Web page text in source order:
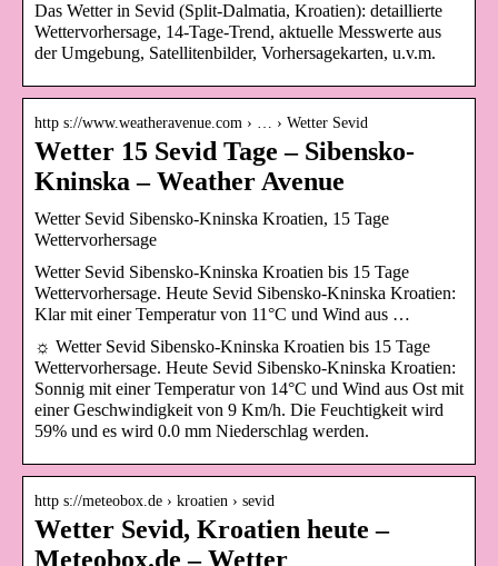
Das Wetter in Sevid (Split-Dalmatia, Kroatien): detaillierte
Wettervorhersage, 14-Tage-Trend, aktuelle Messwerte aus
der Umgebung, Satellitenbilder, Vorhersagekarten, u.v.m.
http s://www.weatheravenue.com › … › Wetter Sevid
Wetter 15 Sevid Tage – Sibensko-
Kninska – Weather Avenue
Wetter Sevid Sibensko-Kninska Kroatien, 15 Tage
Wettervorhersage
Wetter Sevid Sibensko-Kninska Kroatien bis 15 Tage
Wettervorhersage. Heute Sevid Sibensko-Kninska Kroatien:
Klar mit einer Temperatur von 11°C und Wind aus …
☼ Wetter Sevid Sibensko-Kninska Kroatien bis 15 Tage
Wettervorhersage. Heute Sevid Sibensko-Kninska Kroatien:
Sonnig mit einer Temperatur von 14°C und Wind aus Ost mit
einer Geschwindigkeit von 9 Km/h. Die Feuchtigkeit wird
59% und es wird 0.0 mm Niederschlag werden.
http s://meteobox.de › kroatien › sevid
Wetter Sevid, Kroatien heute –
Meteobox.de – Wetter